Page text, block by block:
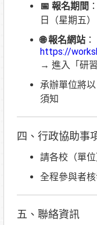
📅 報名期間
日（星期五）
🌐 報名網站 ：
https://
→ 進入「研
承辦單位將以
須知
四、行政協助事
請各校（單
全程參與者
五、聯絡資訊